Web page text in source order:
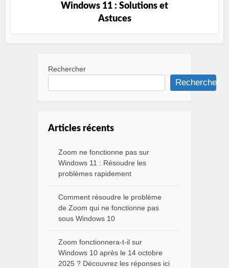
Windows 11 : Solutions et
Astuces
Rechercher
Rechercher
Articles récents
Zoom ne fonctionne pas sur
Windows 11 : Résoudre les
problèmes rapidement
Comment résoudre le problème
de Zoom qui ne fonctionne pas
sous Windows 10
Zoom fonctionnera-t-il sur
Windows 10 après le 14 octobre
2025 ? Découvrez les réponses ici